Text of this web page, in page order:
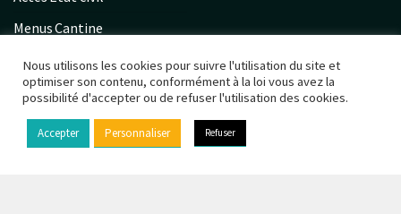
Menus Cantine
Garderie communale
Urbanisme PLU
Calendrier déchets
Nous utilisons les cookies pour suivre l'utilisation du site et
optimiser son contenu, conformément à la loi vous avez la
possibilité d'accepter ou de refuser l'utilisation des cookies.
Accepter Personnaliser Refuser